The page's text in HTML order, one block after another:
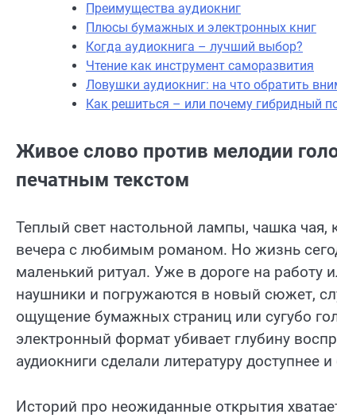
Преимущества аудиокниг
Плюсы бумажных и электронных книг
Когда аудиокнига – лучший выбор?
Чтение как инструмент саморазвития
Ловушки аудиокниг: на что обратить
Как решиться – или почему гибридный
Живое слово против мелодии
печатным текстом
Теплый свет настольной лампы, чашка чая,
вечера с любимым романом. Но жизнь
маленький ритуал. Уже в дороге на работу
наушники и погружаются в новый сюжет,
ощущение бумажных страниц или сугубо
электронный формат убивает глубину
аудиокниги сделали литературу доступнее
Историй про неожиданные открытия